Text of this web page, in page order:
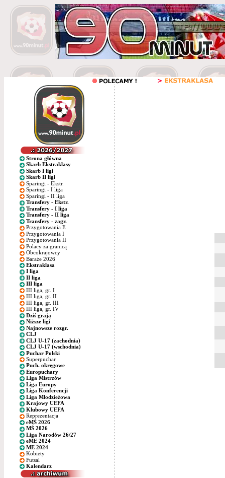
Strona główna
Skarb Ekstraklasy
Skarb I ligi
Skarb II ligi
Sparingi - Ekstr.
Sparingi - I liga
Sparingi - II liga
Transfery - Ekstr.
Transfery - I liga
Transfery - II liga
Transfery - zagr.
Przygotowania E
Przygotowania I
Przygotowania II
Polacy za granicą
Obcokrajowcy
Baraże 2026
Ekstraklasa
I liga
II liga
III liga
III liga, gr. I
III liga, gr. II
III liga, gr. III
III liga, gr. IV
Dziś grają
Niższe ligi
Najnowsze rozgr.
CLJ
CLJ U-17 (zachodnia)
CLJ U-17 (wschodnia)
Puchar Polski
Superpuchar
Puch. okręgowe
Europuchary
Liga Mistrzów
Liga Europy
Liga Konferencji
Liga Młodzieżowa
Krajowy UEFA
Klubowy UEFA
Reprezentacja
eMŚ 2026
MŚ 2026
Liga Narodów 26/27
eME 2024
ME 2024
Kobiety
Futsal
Kalendarz